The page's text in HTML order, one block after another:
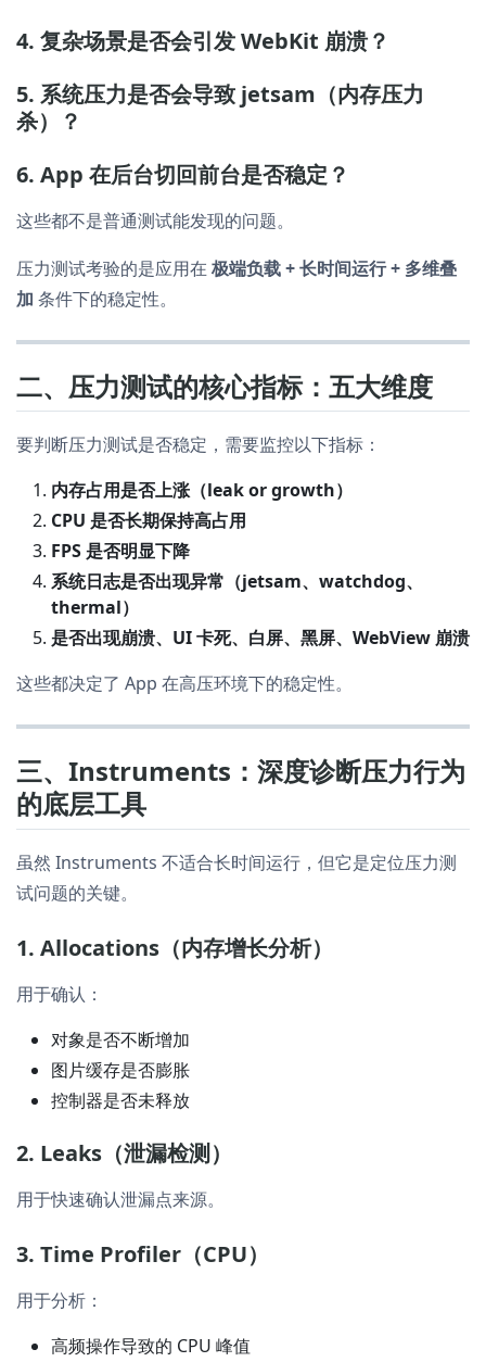
4. 复杂场景是否会引发 WebKit 崩溃？
5. 系统压力是否会导致 jetsam（内存压力
杀）？
6. App 在后台切回前台是否稳定？
这些都不是普通测试能发现的问题。
压力测试考验的是应用在 极端负载 + 长时间运行 + 多维叠
加 条件下的稳定性。
二、压力测试的核心指标：五大维度
要判断压力测试是否稳定，需要监控以下指标：
内存占用是否上涨（leak or growth）
CPU 是否长期保持高占用
FPS 是否明显下降
系统日志是否出现异常（jetsam、watchdog、
thermal）
是否出现崩溃、UI 卡死、白屏、黑屏、WebView 崩溃
这些都决定了 App 在高压环境下的稳定性。
三、Instruments：深度诊断压力行为
的底层工具
虽然 Instruments 不适合长时间运行，但它是定位压力测
试问题的关键。
1. Allocations（内存增长分析）
用于确认：
对象是否不断增加
图片缓存是否膨胀
控制器是否未释放
2. Leaks（泄漏检测）
用于快速确认泄漏点来源。
3. Time Profiler（CPU）
用于分析：
高频操作导致的 CPU 峰值